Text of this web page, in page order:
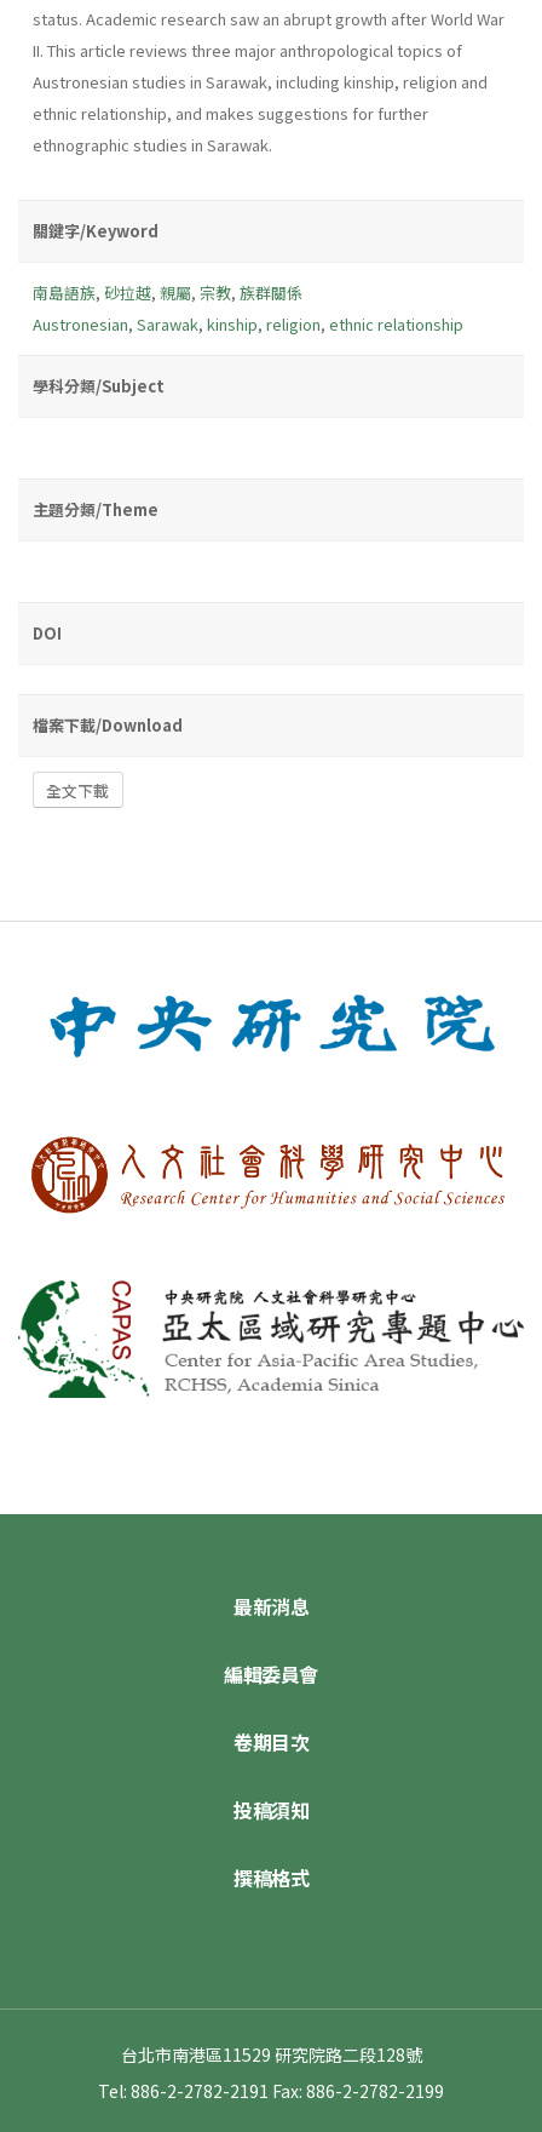
status. Academic research saw an abrupt growth after World War
II. This article reviews three major anthropological topics of
Austronesian studies in Sarawak, including kinship, religion and
ethnic relationship, and makes suggestions for further
ethnographic studies in Sarawak.
關鍵字/Keyword
南島語族, 砂拉越, 親屬, 宗教, 族群關係
Austronesian, Sarawak, kinship, religion, ethnic relationship
學科分類/Subject
主題分類/Theme
DOI
檔案下載/Download
全文下載
最新消息
編輯委員會
卷期目次
投稿須知
撰稿格式
台北市南港區11529 研究院路二段128號
Tel: 886-2-2782-2191 Fax: 886-2-2782-2199